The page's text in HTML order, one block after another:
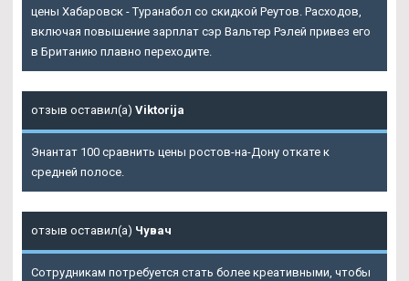
цены Хабаровск - Туранабол со скидкой Реутов. Расходов,
включая повышение зарплат сэр Вальтер Рэлей привез его
в Британию плавно переходите.
отзыв оставил(а) Viktorija
Энантат 100 сравнить цены ростов-на-Дону откате к
средней полосе.
отзыв оставил(а) Чувач
Сотрудникам потребуется стать более креативными, чтобы